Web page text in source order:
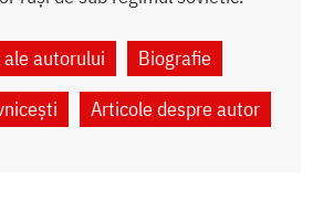
ale autorului
Biografie
Articole despre autor